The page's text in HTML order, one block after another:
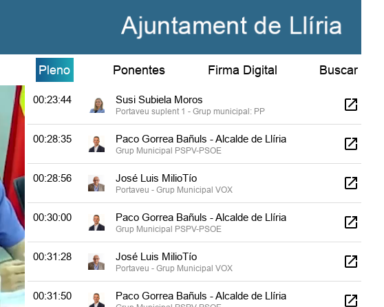
Pleno Ponentes Firma Digital Buscar
Jorge Vicente Vera Gil
Secretario Municipal
00:23:16
Grup Municipal PSPV-PSOE
00:23:44 Susi Subiela Moros
Portaveu suplent 1 - Grup municipal: PP
00:28:35 Paco Gorrea Bañuls - Alcalde de Llíria
Grup Municipal PSPV-PSOE
00:28:56 José Luis MilioTío
Portaveu - Grup Municipal VOX
00:30:00 Paco Gorrea Bañuls - Alcalde de Llíria
Grup Municipal PSPV-PSOE
00:31:28 José Luis MilioTío
Portaveu - Grup Municipal VOX
00:31:50 Paco Gorrea Bañuls - Alcalde de Llíria